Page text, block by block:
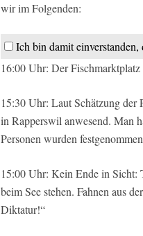
wir im Folgenden:
Ich bin damit
16:00 Uhr: Der
15:30 Uhr: Laut Schätzung der
in Rapperswil anwesend. Man
Personen wurden
15:00 Uhr: Kein Ende in Sicht:
beim See stehen. Fahnen aus
Diktatur!“